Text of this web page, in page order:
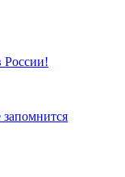
России!
запомнится